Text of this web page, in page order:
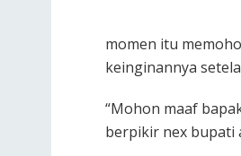
momen itu
keinginannya
“Mohon maaf
berpikir nex bupati